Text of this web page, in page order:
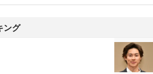
ング